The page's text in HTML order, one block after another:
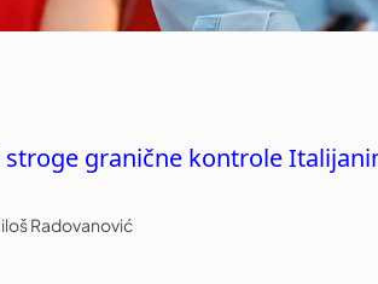
stroge granične kontrole
Radovanović